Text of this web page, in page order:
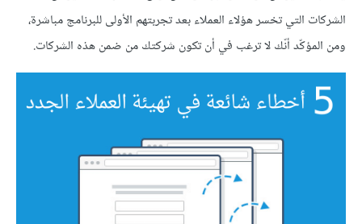
الشركات التي تخسر هؤلاء العملاء بعد تجربتهم الأولى للبرنامج مباشرة،
ومن المؤكّد أنّك لا ترغب في أن تكون شركتك من ضمن هذه الشركات.